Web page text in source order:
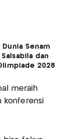
Senam
dan
2028
meraih
konferensi